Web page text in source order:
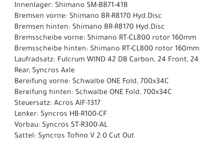
Innenlager: Shimano SM-BB71-41B
Bremsen vorne: Shimano BR-R8170 Hyd.Disc
Bremsen hinten: Shimano BR-R8170 Hyd.Disc
Bremsscheibe vorne: Shimano RT-CL800 rotor 160mm
Bremsscheibe hinten: Shimano RT-CL800 rotor 160mm
Laufradsatz: Fulcrum WIND 42 DB Carbon, 24 Front, 24
Rear, Syncros Axle
Bereifung vorne: Schwalbe ONE Fold, 700x34C
Bereifung hinten: Schwalbe ONE Fold, 700x34C
Steuersatz: Acros AIF-1317
Lenker: Syncros HB-R100-CF
Vorbau: Syncros ST-R300-AL
Sattel: Syncros Tofino V 2.0 Cut Out